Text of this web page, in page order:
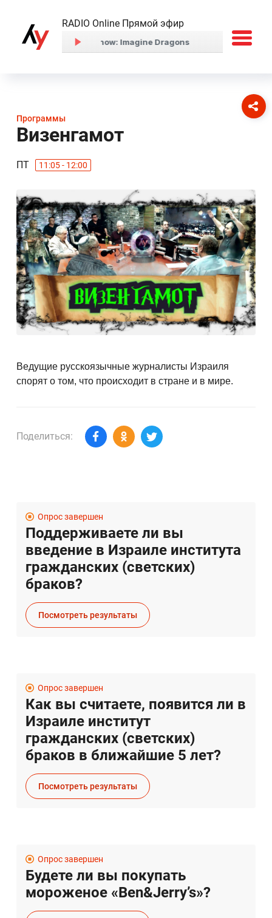
RADIO Online Прямой эфир
Программы
Визенгамот
ПТ 11:05 - 12:00
Ведущие русскоязычные журналисты Израиля
спорят о том, что происходит в стране и в мире.
Поделиться:
Опрос завершен
Поддерживаете ли вы
введение в Израиле института
гражданских (светских)
браков?
Посмотреть результаты
Опрос завершен
Как вы считаете, появится ли в
Израиле институт
гражданских (светских)
браков в ближайшие 5 лет?
Посмотреть результаты
Опрос завершен
Будете ли вы покупать
мороженое «Ben&Jerry’s»?